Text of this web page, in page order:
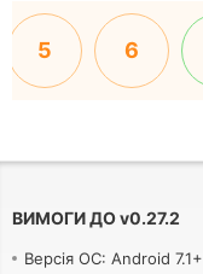
5 6
ВИМОГИ ДОv0.27.2
Версія ОС: Android 7.1+